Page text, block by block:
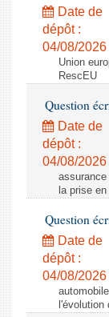
Budget et
Questions
Comptes
Date de
dépôt :
04/08/2026
Union
RescEU
Question
Date de
dépôt :
04/08/2026
la prise
Question
Date de
dépôt :
04/08/2026